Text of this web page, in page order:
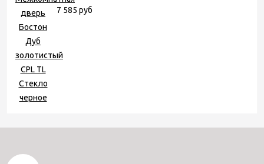
7 585 руб